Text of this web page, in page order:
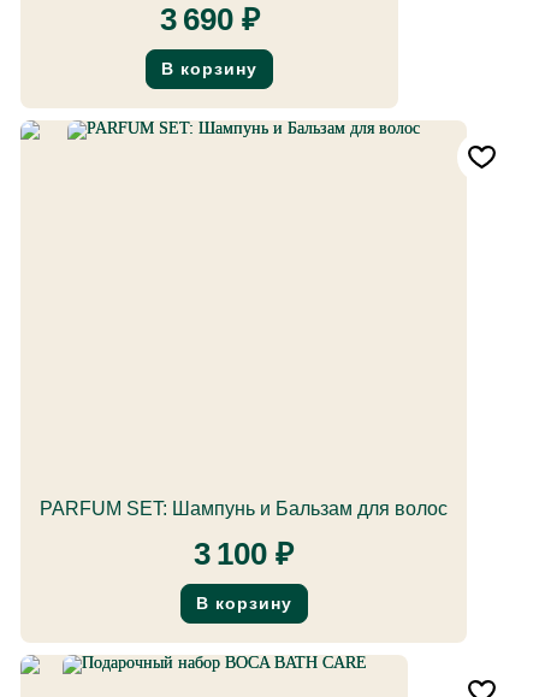
3 690 ₽
В корзину
PARFUM SET: Шампунь и Бальзам для волос
3 100₽
В корзину